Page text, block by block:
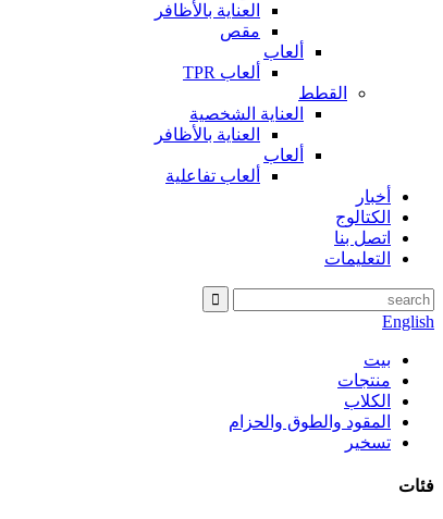
العناية بالأظافر
مقص
ألعاب
ألعاب TPR
القطط
العناية الشخصية
العناية بالأظافر
ألعاب
ألعاب تفاعلية
أخبار
الكتالوج
اتصل بنا
التعليمات
English
بيت
منتجات
الكلاب
المقود والطوق والحزام
تسخير
فئات